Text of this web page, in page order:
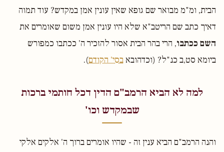
הבית, ומ"מ מבואר שם גופא שאין עונין אמן במקדש? עוד תמוה
דאיך כתב שם הריטב"א שלא היו עונין אמן משום שאומרים את
השם ככתבו, הרי בהר הבית אסור להזכיר ה' ככתבו כמפורש
ביומא סט,ב כנ"ל? (וכדהובאבסי' הקודם).
למה לא הביא הרמב"ם הדין דכל חותמי ברכות
שבמקדש וכו'
והנה הרמב"ם הביא ענין זה - שהיו אומרים ברוך ה' אלקים אלקי